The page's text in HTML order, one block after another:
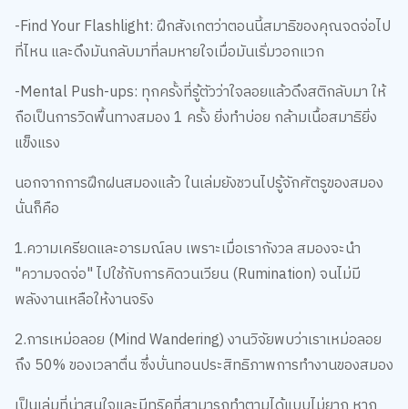
ที่ไหน และดึงมันกลับมาที่ลมหายใจเมื่อมันเริ่มวอกแวก
ถือเป็นการวิดพื้นทางสมอง 1 ครั้ง ยิ่งทำบ่อย กล้ามเนื้อสมาธิยิ่ง
แข็งแรง
นั่นก็คือ
"ความจดจ่อ" ไปใช้กับการคิดวนเวียน (Rumination) จนไม่มี
พลังงานเหลือให้งานจริง
ถึง 50% ของเวลาตื่น ซึ่งบั่นทอนประสิทธิภาพการทำงานของสมอง